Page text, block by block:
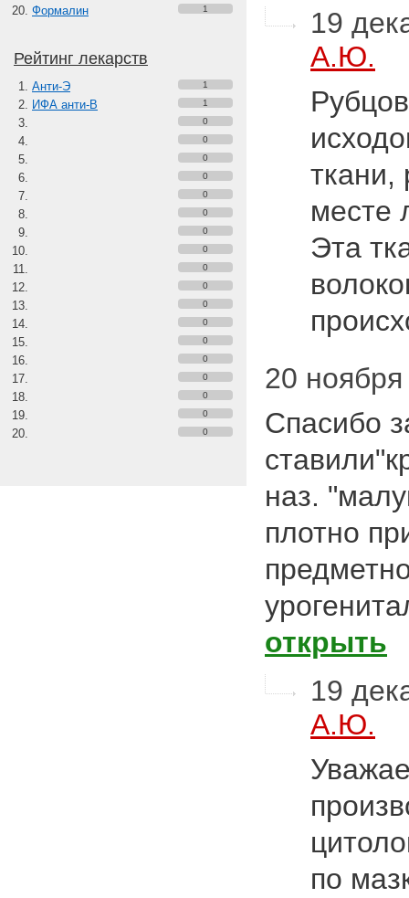
Формалин 1
Рейтинг лекарств
Анти-Э 1
ИФА анти-В
1
0
0
0
0
0
0
0
0
0
0
0
0
0
0
0
0
0
0
19
А.Ю.
ткани,
месте
Эта
20
Спасибо
наз.
плотно
открыть
19
А.Ю.
по